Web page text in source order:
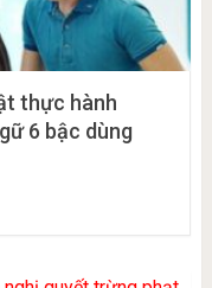
thực hành
6 bậc dùng